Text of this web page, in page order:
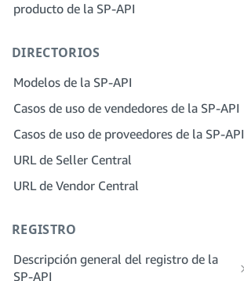
entorno aislado de la SP-API
autorización
Paso 7: Registra tu aplicación de
producción
Paso 9: Prueba tu aplicación
Paso 10: Incluye tu solicitud
Paso 3: Verifica tu identidad
de tu empresa
Paso 5: Solicita roles en Seller Central
Paso 6: Invita a los empleados a tu
cuenta
Paso 7: Conéctate con los vendedores
Paso 8. Incluye tu servicio en la red de
producto de la SP-API
DIRECTORIOS
Modelos de la SP-API
Casos de uso de vendedores de la SP-API
Casos de uso de proveedores de la SP-API
URL de Seller Central
URL de Vendor Central
REGISTRO
Descripción general del registro de la
SP-API